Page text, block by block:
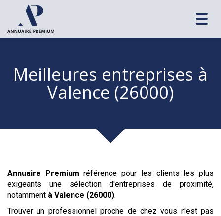
Meilleures entreprises à
Valence (26000)
Annuaire Premium référence pour les clients les plus
exigeants une sélection d'entreprises de proximité,
notamment à Valence (26000).
Trouver un professionnel proche de chez vous n'est pas